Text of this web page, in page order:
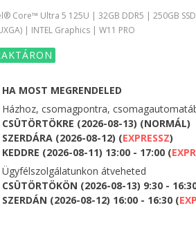
Core™ Ultra 5 125U | 32GB DDR5 | 250GB
| INTEL Graphics | W11 PRO
HA MOST MEGRENDELED
Házhoz, csomagpontra,
CSÜTÖRTÖKRE (2026-08-13) (NORMÁL)
SZERDÁRA (2026-08-12) (EXPRESSZ)
KEDDRE (2026-08-11) 13:00 - 17:00 (
Ügyfélszolgálatunkon átveheted
CSÜTÖRTÖKÖN (2026-08-13) 9:30 -
SZERDÁN (2026-08-12) 16:00 - 16:30 (